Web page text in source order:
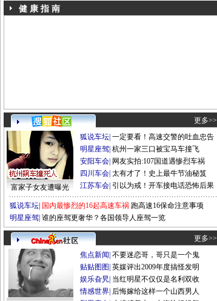
健 康 指 南
更多>>
富家子女友遭曝光
狐说车坛 一定要看！高速交警的吐血忠告
明星座驾 杭州一家三口被宝马车撞飞
安阳车会 网友实拍:107国道遇惨烈车祸
四川车会 太有才了！史上最牛节油秘笈
江苏车会 引以为戒！开车接电话恐怖后果
狐说车坛 国内最惨烈的16起高速车祸 跑高速16保命注意事项
明星座驾 谁的座驾更奢华？各国领导人座驾一览
更多>>
焦点新闻 不要迷恋哥，哥只是一个鬼
贴贴图图 英媒评出2009年度搞怪发明
娱乐旮旯 当红明星不仅仅是名利双收
情感世界 后悔嫁给这样一个山西男人